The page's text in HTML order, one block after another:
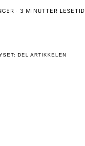
3 MINUTTER LESETID
DEL ARTIKKELEN